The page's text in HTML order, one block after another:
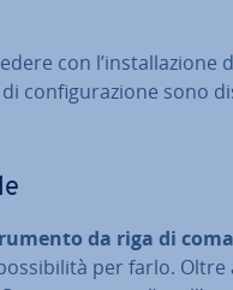
con l’in­stal­la­zio­ne
di con­fi­gu­ra­zio­ne sono
da riga di
per farlo. Oltre